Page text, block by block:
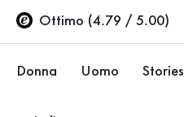
Vai al contenuto principale
Vai all’indice
Vai alla navigazione principale
Ottimo (4.79 / 5.00)
Donna Uomo Stories